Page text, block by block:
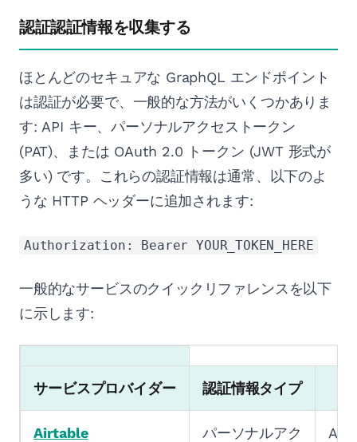
認証認証情報を収集する
ほとんどのセキュアな GraphQL エンドポイント
は認証が必要で、一般的な方法がいくつかありま
す: API キー、パーソナルアクセストークン
(PAT)、または OAuth 2.0 トークン (JWT 形式が
多い) です。これらの認証情報は通常、以下のよ
うな HTTP ヘッダーに追加されます:
Authorization: Bearer YOUR_TOKEN_HERE
一般的なサービスのクイックリファレンスを以下
に示します:
サービスプロバイダー 認証情報タイプ
Airtable
パーソナルアク